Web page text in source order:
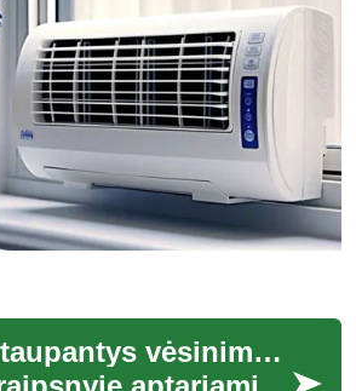
Energiją taupantys vėsinimo metodai namams